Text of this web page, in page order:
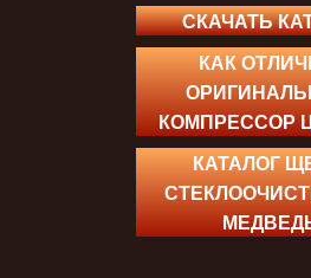
СКАЧАТЬ
КАК
КОМПРЕССОР
КАТАЛОГ